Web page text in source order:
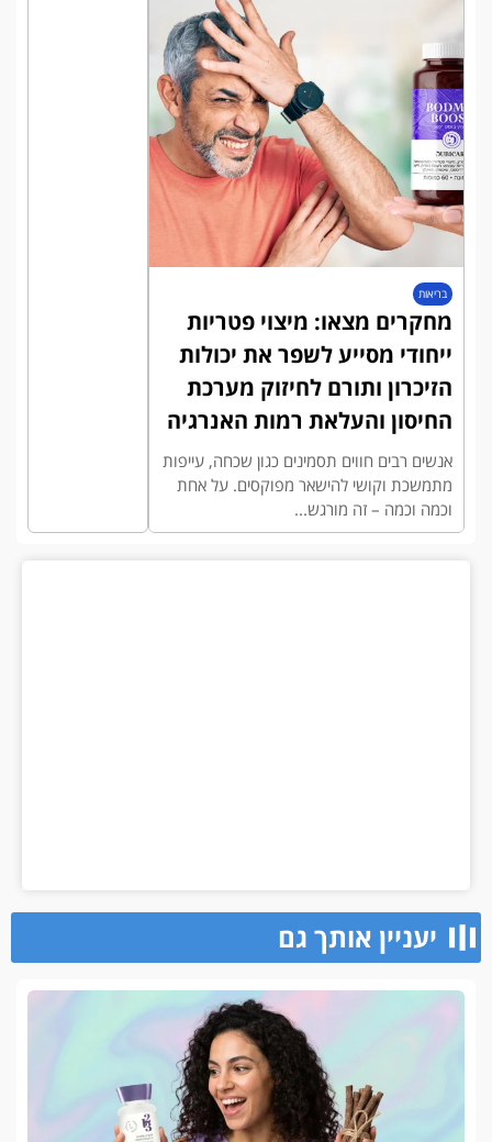
בריאות
מחקרים מצאו: מיצוי פטריות
ייחודי מסייע לשפר את יכולות
הזיכרון ותורם לחיזוק מערכת
החיסון והעלאת רמות האנרגיה
אנשים רבים חווים תסמינים כגון שכחה, עייפות
מתמשכת וקושי להישאר מפוקסים. על אחת
וכמה וכמה – זה מורגש...
יעניין אותך גם